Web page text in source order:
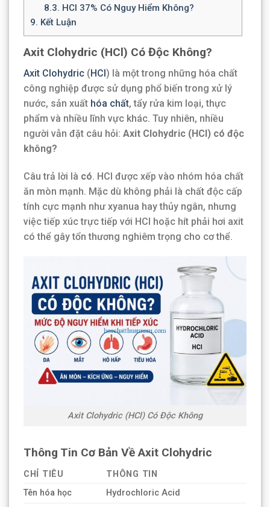
8.3. HCl 37% Có Nguy Hiểm Không?
9. Kết Luận
Axit Clohydric (HCl) Có Độc Không?
Axit Clohydric (HCl) là một trong những hóa chất
công nghiệp được sử dụng phổ biến trong xử lý
nước, sản xuất hóa chất, tẩy rửa kim loại, thực
phẩm và nhiều lĩnh vực khác. Tuy nhiên, nhiều
người vẫn đặt câu hỏi: Axit Clohydric (HCl) có độc
không?
Câu trả lời là có. HCl được xếp vào nhóm hóa chất
ăn mòn mạnh. Mặc dù không phải là chất độc cấp
tính cực mạnh như xyanua hay thủy ngân, nhưng
việc tiếp xúc trực tiếp với HCl hoặc hít phải hơi axit
có thể gây tổn thương nghiêm trọng cho cơ thể.
Axit Clohydric (HCl) Có Độc Không
Thông Tin Cơ Bản Về Axit Clohydric
CHỈ TIÊU
THÔNG TIN
Tên hóa học
Hydrochloric Acid